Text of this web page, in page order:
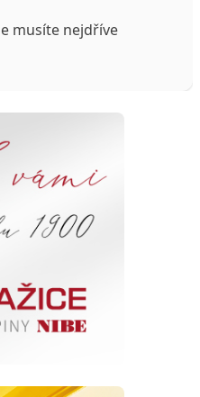
musíte nejdříve